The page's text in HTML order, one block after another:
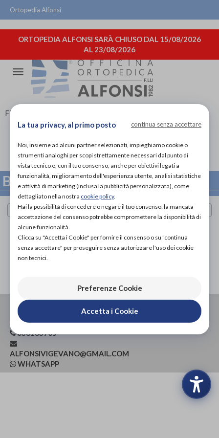
Ortopedia Alfonsi
ORTOPEDIA ALFONSI SARÀ CHIUSO DAL 15/08/2026
AL 23/08/2026
Attiva/disattiva
navigazione
FILTRA
BASTONI
QUADRIPODI
BASTONI QUADRIPODI
Cerca per marca
CORSO MILANO 34D,
27029, VIGEVANO (PV)
P.I. 01645540186
038183705
ALFONSIVIGEVANO@GMAIL.COM
WHATSAPP
La tua privacy, al primo posto continua senza accettare
Noi, insieme ad alcuni partner selezionati, impieghiamo cookie o
strumenti analoghi per scopi strettamente necessari dal punto di
vista tecnico e, con il tuo consenso, anche per obiettivi legati a
funzionalità, miglioramento dell'esperienza utente, analisi statistiche
e attività di marketing (inclusa la pubblicità personalizzata), come
dettagliato nella nostra cookie policy.
Hai la possibilità di concedere o negare il tuo consenso: la mancata
accettazione del consenso potrebbe compromettere la disponibilità di
alcune funzionalità.
Clicca su "Accetta i Cookie" per fornire il consenso o su "continua
senza accettare" per proseguire senza autorizzare l'uso dei cookie
non tecnici.
Preferenze Cookie
Accetta i Cookie